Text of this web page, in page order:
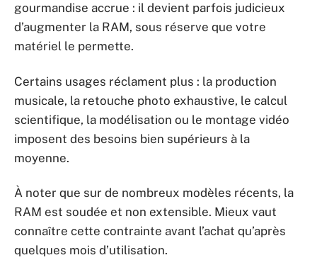
gourmandise accrue : il devient parfois judicieux
d’augmenter la RAM, sous réserve que votre
matériel le permette.
Certains usages réclament plus : la production
musicale, la retouche photo exhaustive, le calcul
scientifique, la modélisation ou le montage vidéo
imposent des besoins bien supérieurs à la
moyenne.
À noter que sur de nombreux modèles récents, la
RAM est soudée et non extensible. Mieux vaut
connaître cette contrainte avant l’achat qu’après
quelques mois d’utilisation.